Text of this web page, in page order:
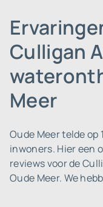
Culligan
Meer
Oude Meer telde op
inwoners. Hier een
reviews voor de
Oude Meer. We